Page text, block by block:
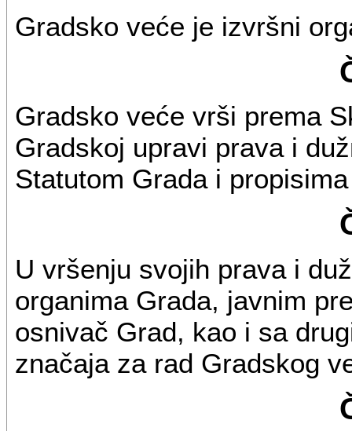
Gradsko veće je izvršni
Gradsko veće vrši prema
Gradskoj upravi prava i
Statutom Grada i
U vršenju svojih prava i
organima Grada, javnim
osnivač Grad, kao i sa
značaja za rad Gradskog